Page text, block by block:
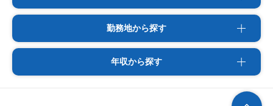
勤務地から探す
年収から探す